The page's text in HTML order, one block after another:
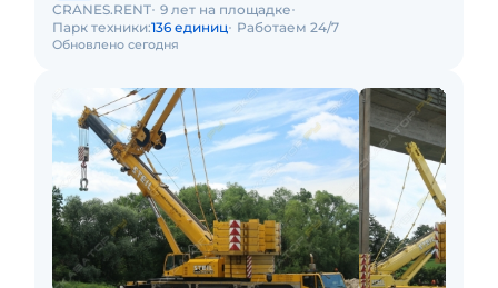
Обновлено сегодня
CRANES.RENT 9 лет на площадке
Парк техники:136 единиц Работаем 24/7